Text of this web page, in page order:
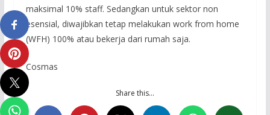
maksimal 10% staff. Sedangkan untuk sektor non
esensial, diwajibkan tetap melakukan work from home
(WFH) 100% atau bekerja dari rumah saja.
Cosmas
Share this…